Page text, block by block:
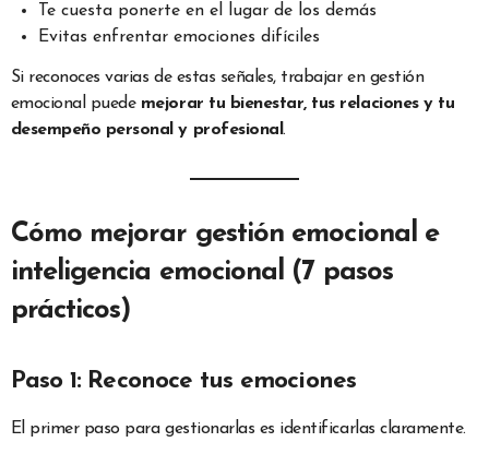
Te cuesta ponerte en el lugar de los demás
Evitas enfrentar emociones difíciles
Si reconoces varias de estas señales, trabajar en gestión
emocional puede mejorar tu bienestar, tus relaciones y tu
desempeño personal y profesional.
Cómo mejorar gestión emocional e
inteligencia emocional (7 pasos
prácticos)
Paso 1: Reconoce tus emociones
El primer paso para gestionarlas es identificarlas claramente.